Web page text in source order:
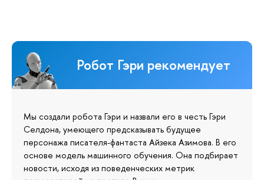
Робот Гэри рекомендует
Мы создали робота Гэри и назвали его в честь Гэри
Селдона, умеющего предсказывать будущее
персонажа писателя-фантаста Айзека Азимова. В его
основе модель машинного обучения. Она подбирает
новости, исходя из поведенческих метрик